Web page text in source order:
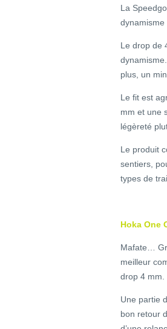
La
dynamisme
Le drop de
plus, un
Le fit est
mm et une
légèreté
Le produit
sentiers,
types de
Hoka One
Mafate…
meilleur
drop 4 mm.
Une partie
bon retour